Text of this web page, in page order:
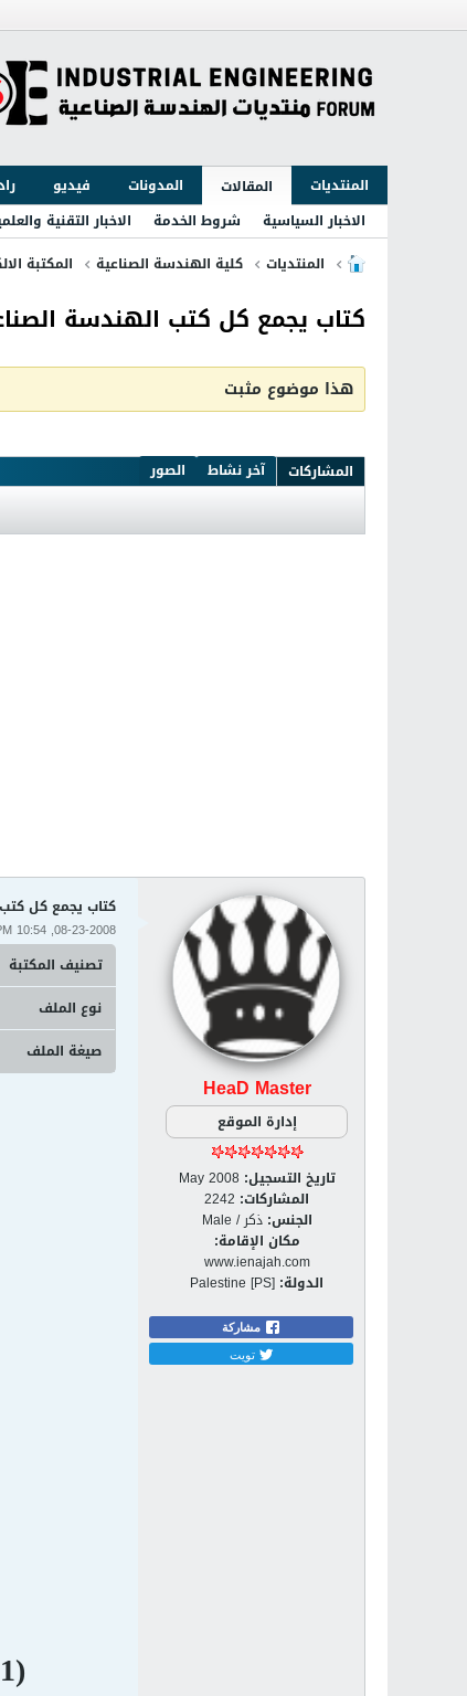
المنتديات المقالات المدونات فيديو
الاخبار السياسية
شروط الخدمة الاخبار التقنية
المنتديات
كلية الهندسة الصناعية المكتبة
كتاب يجمع كل كتب الهندسة
هذا موضوع مثبت
المشاركات آخر نشاط الصور
HeaD Master
إدارة الموقع
تاريخ التسجيل: May 2008
المشاركات: 2242
الجنس: ذكر / Male
مكان الإقامة:
www.ienajah.com
الدولة: Palestine [PS]
مشاركة
تويت
كتاب يجمع كل
08-23-2008, 10:54 PM
تصنيف المكتبة
نوع الملف
صيغة الملف